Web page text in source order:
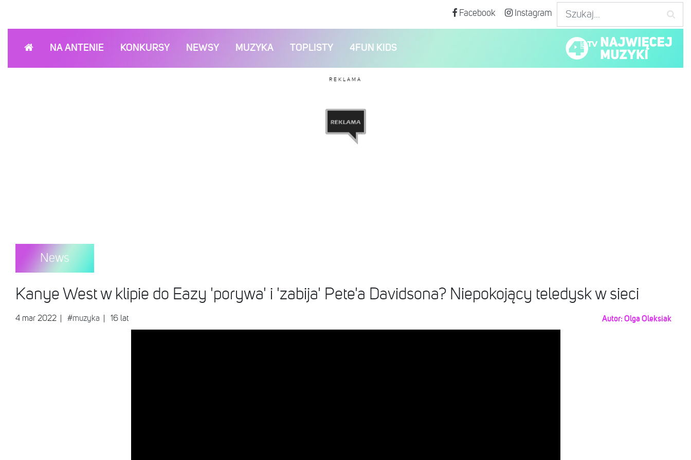
Facebook Instagram
NA ANTENIE KONKURSY NEWSY MUZYKA TOPLISTY 4FUN KIDS
REKLAMA
News
Kanye West w klipie do Eazy 'porywa' i 'zabija' Pete'a Davidsona? Niepokojący teledysk w sieci
4 mar 2022 #muzyka | 16 lat Autor: Olga Oleksiak